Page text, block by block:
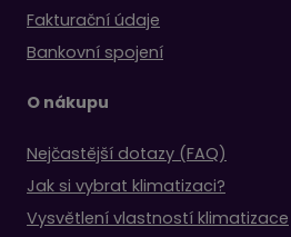
Fakturační údaje
Bankovní spojení
O nákupu
Nejčastější dotazy (FAQ)
Jak si vybrat klimatizaci?
Vysvětlení vlastností klimatizace